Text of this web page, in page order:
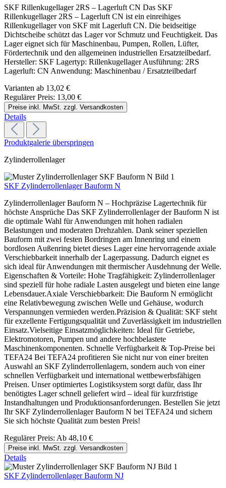
SKF Rillenkugellager 2RS – Lagerluft CN Das SKF
Rillenkugellager 2RS – Lagerluft CN ist ein einreihiges
Rillenkugellager von SKF mit Lagerluft CN. Die beidseitige
Dichtscheibe schützt das Lager vor Schmutz und Feuchtigkeit. Das
Lager eignet sich für Maschinenbau, Pumpen, Rollen, Lüfter,
Fördertechnik und den allgemeinen industriellen Ersatzteilbedarf.
Hersteller: SKF Lagertyp: Rillenkugellager Ausführung: 2RS
Lagerluft: CN Anwendung: Maschinenbau / Ersatzteilbedarf
Varianten ab 13,02 €
Regulärer Preis: 13,00 €
Preise inkl. MwSt. zzgl. Versandkosten
Details
Produktgalerie überspringen
Zylinderrollenlager
SKF Zylinderrollenlager Bauform N
Zylinderrollenlager Bauform N – Hochpräzise Lagertechnik für
höchste Ansprüche Das SKF Zylinderrollenlager der Bauform N ist
die optimale Wahl für Anwendungen mit hohen radialen
Belastungen und moderaten Drehzahlen. Dank seiner speziellen
Bauform mit zwei festen Bordringen am Innenring und einem
bordlosen Außenring bietet dieses Lager eine hervorragende axiale
Verschiebbarkeit innerhalb der Lagerpassung. Dadurch eignet es
sich ideal für Anwendungen mit thermischer Ausdehnung der Welle.
Eigenschaften & Vorteile: Hohe Tragfähigkeit: Zylinderrollenlager
sind speziell für hohe radiale Lasten ausgelegt und bieten eine lange
Lebensdauer.Axiale Verschiebbarkeit: Die Bauform N ermöglicht
eine Relativbewegung zwischen Welle und Gehäuse, wodurch
Verspannungen vermieden werden.Präzision & Qualität: SKF steht
für exzellente Fertigungsqualität und Zuverlässigkeit im industriellen
Einsatz.Vielseitige Einsatzmöglichkeiten: Ideal für Getriebe,
Elektromotoren, Pumpen und andere hochbelastete
Maschinenkomponenten. Schnelle Verfügbarkeit & Top-Preise bei
TEFA24 Bei TEFA24 profitieren Sie nicht nur von einer breiten
Auswahl an SKF Zylinderrollenlagern, sondern auch von einer
schnellen Verfügbarkeit und international wettbewerbsfähigen
Preisen. Unser optimiertes Logistiksystem sorgt dafür, dass Ihr
benötigtes Lager schnell geliefert wird – ideal für kurzfristige
Instandhaltungen und Produktionsanforderungen. Bestellen Sie jetzt
Ihr SKF Zylinderrollenlager Bauform N bei TEFA24 und sichern
Sie sich höchste Qualität zum besten Preis!
Regulärer Preis: Ab 48,10 €
Preise inkl. MwSt. zzgl. Versandkosten
Details
SKF Zylinderrollenlager Bauform NJ